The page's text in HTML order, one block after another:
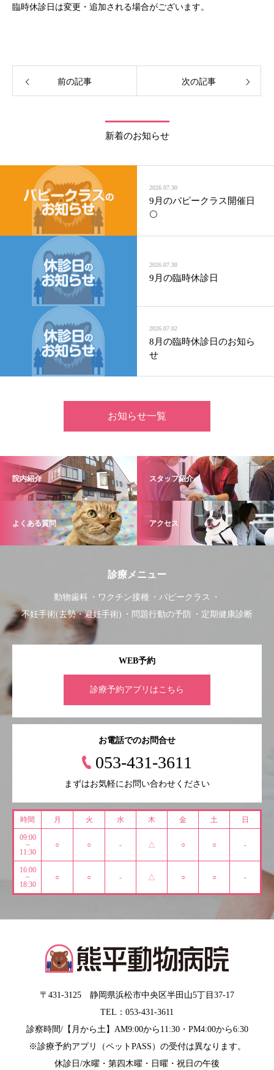
臨時休診日は変更・追加される場合がございます。
前の記事 次の記事
新着のお知らせ
2026.07.30
9月のパピークラス開催日
🌕
2026.07.30
9月の臨時休診日
2026.07.02
8月の臨時休診日のお知ら
せ
お知らせ一覧
院内紹介 スタッフ紹介
よくある質問 アクセス
診療メニュー
動物歯科 ワクチン接種
パピークラス
不妊手術(去勢・避妊手術)
問題行動の予防 定期健康診断
WEB予約
診療予約アプリはこちら
お電話でのお問合せ
053-431-3611
まずはお気軽にお問い合わせください
時間 月 火 水 木 金 土 日
09:00
~
11:30
○ ○ - △ ○ ○ -
16:00
~
18:30
○ ○ - △ ○ ○ -
〒431-3125 静岡県浜松市中央区半田山5丁目37-17
TEL：053-431-3611
診察時間/【月から土】AM9:00から11:30・PM4:00から6:30
※診療予約アプリ（ペットPASS）の受付は異なります。
休診日/水曜・第四木曜・日曜・祝日の午後